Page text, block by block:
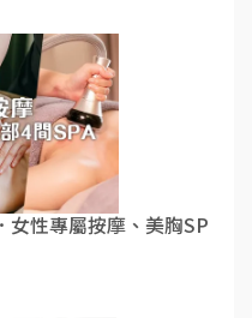
女性專屬按摩、美胸SP